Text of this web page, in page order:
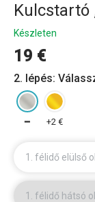
Kulcstartó
Készleten
19 €
2. lépés:
━ +2 €
1. félidő elülső
1. félidő hátsó